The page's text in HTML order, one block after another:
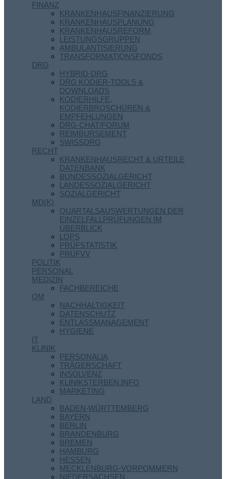
FINANZ
KRANKENHAUSFINANZIERUNG
KRANKENHAUSPLANUNG
KRANKENHAUSREFORM
LEISTUNGSGRUPPEN
AMBULANTISIERUNG
TRANSFORMATIONSFONDS
DRG
HYBRID-DRG
DRG KODIER-TOOLS &
DOWNLOADS
KODIERHILFE,
KODIERBROSCHÜREN &
EMPFEHLUNGEN
DRG-CHAT/FORUM
REIMBURSEMENT
SWISSDRG
RECHT
KRANKENHAUSRECHT & URTEILE
DATENBANK
BUNDESSOZIALGERICHT
LANDESSOZIALGERICHT
SOZIALGERICHT
MD(K)
QUARTALSAUSWERTUNGEN DER
EINZELFALLPRÜFUNGEN IM
ÜBERBLICK
LOPS
PRÜFSTATISTIK
PRÜFVV
POLITIK
PERSONAL
MEDIZIN
FACHBEREICHE
QM
NACHHALTIGKEIT
DATENSCHUTZ
ENTLASSMANAGEMENT
HYGIENE
IT
KLINIK
PERSONALIA
TRÄGERSCHAFT
INSOLVENZ
KLINIKSTERBEN.INFO
MARKETING
LAND
BADEN-WÜRTTEMBERG
BAYERN
BERLIN
BRANDENBURG
BREMEN
HAMBURG
HESSEN
MECKLENBURG-VORPOMMERN
NIEDERSACHSEN